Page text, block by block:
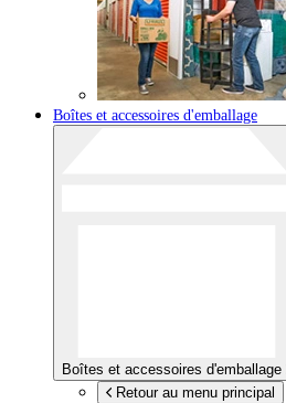
Boîtes et accessoires d'emballage
Boîtes et accessoires d'emballage
Retour au menu principal